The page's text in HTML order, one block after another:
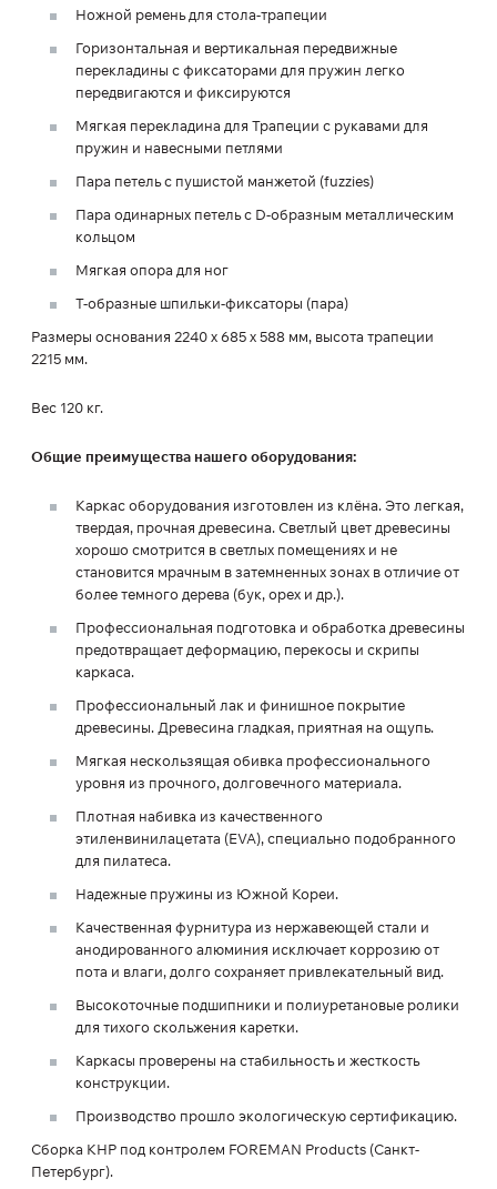
Ножной ремень для стола-трапеции
Горизонтальная и вертикальная передвижные
перекладины с фиксаторами для пружин легко
передвигаются и фиксируются
Мягкая перекладина для Трапеции с рукавами для
пружин и навесными петлями
Пара петель с пушистой манжетой (fuzzies)
Пара одинарных петель с D-образным металлическим
кольцом
Мягкая опора для ног
Т-образные шпильки-фиксаторы (пара)
Размеры основания 2240 х 685 х 588 мм, высота трапеции
2215 мм.
Вес 120 кг.
Общие преимущества нашего оборудования:
Каркас оборудования изготовлен из клёна. Это легкая,
твердая, прочная древесина. Светлый цвет древесины
хорошо смотрится в светлых помещениях и не
становится мрачным в затемненных зонах в отличие от
более темного дерева (бук, орех и др.).
Профессиональная подготовка и обработка древесины
предотвращает деформацию, перекосы и скрипы
каркаса.
Профессиональный лак и финишное покрытие
древесины. Древесина гладкая, приятная на ощупь.
Мягкая нескользящая обивка профессионального
уровня из прочного, долговечного материала.
Плотная набивка из качественного
этиленвинилацетата (EVA), специально подобранного
для пилатеса.
Надежные пружины из Южной Кореи.
Качественная фурнитура из нержавеющей стали и
анодированного алюминия исключает коррозию от
пота и влаги, долго сохраняет привлекательный вид.
Высокоточные подшипники и полиуретановые ролики
для тихого скольжения каретки.
Каркасы проверены на стабильность и жесткость
конструкции.
Производство прошло экологическую сертификацию.
Сборка КНР под контролем FOREMAN Products (Санкт-
Петербург).